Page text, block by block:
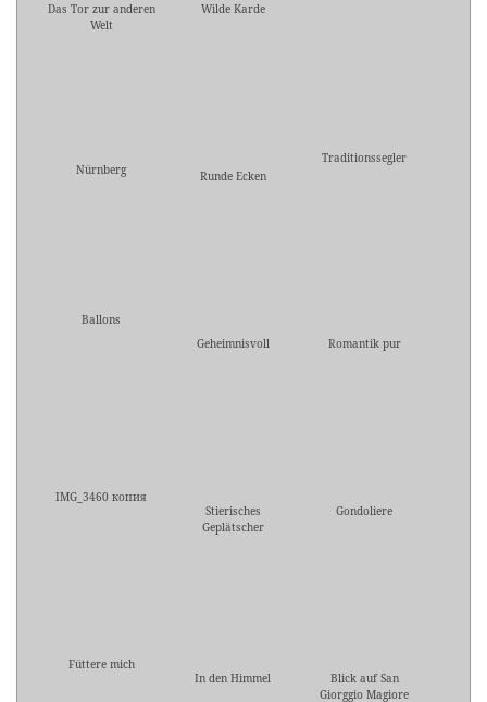
Das Tor zur anderen
Welt
Wilde Karde
Nürnberg Runde Ecken
Traditionssegler
Ballons
Geheimnisvoll
Romantik pur
IMG_3460 копия
Stierisches
Geplätscher
Gondoliere
Füttere mich
In den Himmel
Blick auf San
Giorggio Magiore